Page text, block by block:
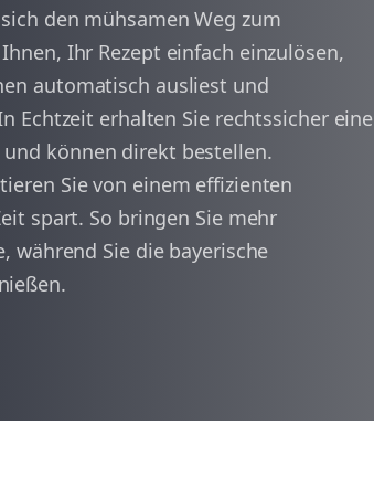
Wang
Haag
arrow_back 1
den mühsamen Weg zum
Ihr Rezept einfach einzulösen,
automatisch ausliest und
Echtzeit erhalten Sie rechtssicher eine
können direkt bestellen.
Sie von einem effizienten
spart. So bringen Sie mehr
während Sie die bayerische